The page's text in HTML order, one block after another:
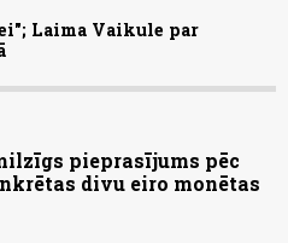
Laima Vaikule par
pieprasījums pēc
divu eiro monētas